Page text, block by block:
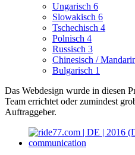
Ungarisch 6
Slowakisch 6
Tschechisch 4
Polnisch 4
Russisch 3
Chinesisch /
Bulgarisch 1
Das Webdesign wurde in diesen
Team errichtet oder zumindest
Auftraggeber.